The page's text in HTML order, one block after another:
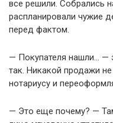
все решили. Собрались
распланировали чужие
перед фактом.
— Покупателя нашли… —
так. Никакой продажи
нотариусу и
— Это еще почему? —